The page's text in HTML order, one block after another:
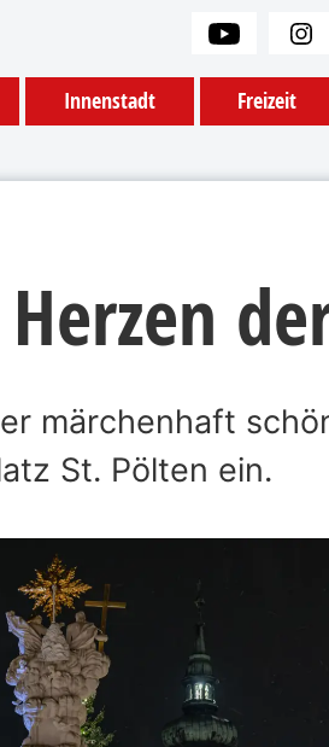
Innenstadt Freizeit
märchenhaft
St. Pölten ein.